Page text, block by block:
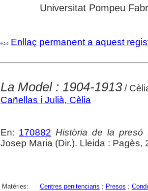
Universitat Pompeu
Enllaç permanent a aquest
La Model : 1904-1913/
Cañellas i Julià, Cèlia
En: 170882 Història de la presó
Josep Maria (Dir.). Lleida : Pagès,
Matèries: Centres penitenciaris ; Presos ;